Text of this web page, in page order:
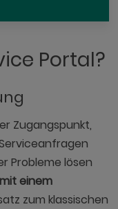
Portal?
Zugangspunkt,
Probleme lösen
einem
zum klassischen